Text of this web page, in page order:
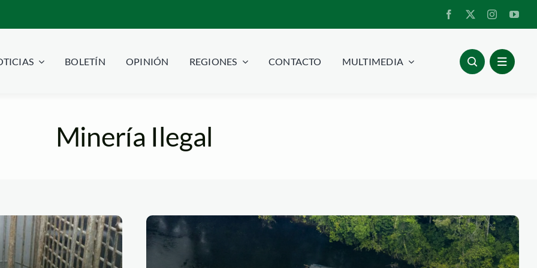
BOLETÍN OPINIÓN REGIONES CONTACTO MULTIMEDIA
Minería Ilegal